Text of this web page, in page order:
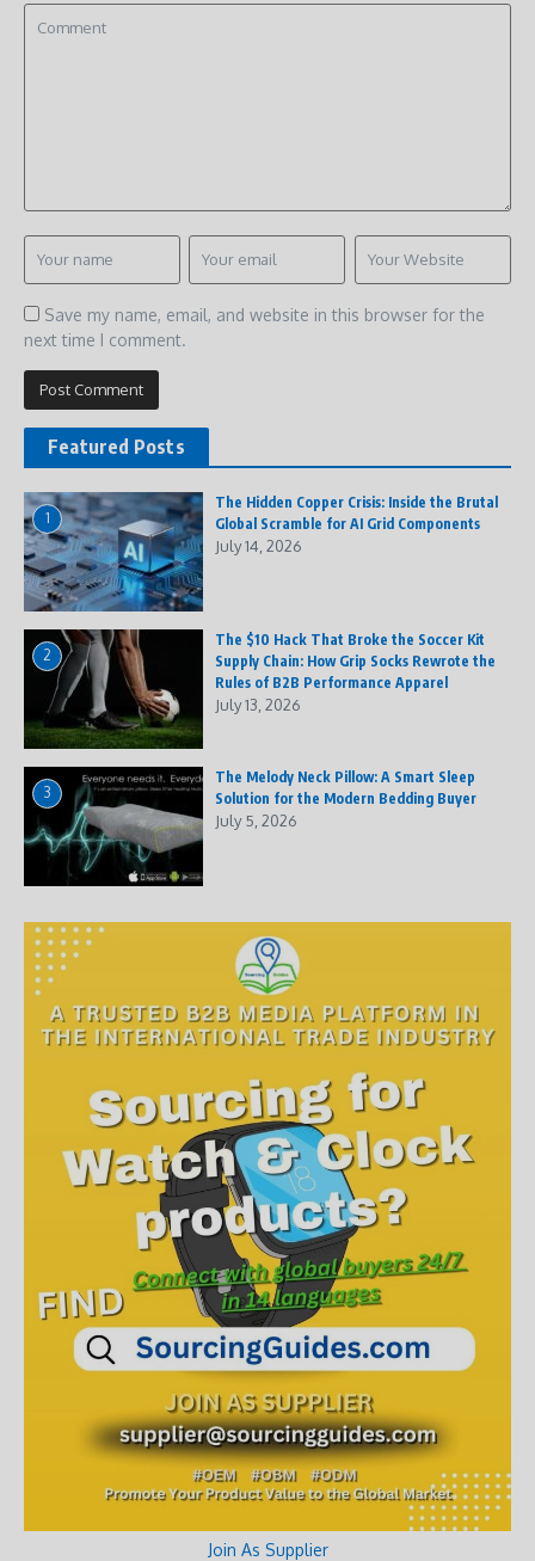
Save my name, email, and website in this browser for the
next time I comment.
Featured Posts
1
The Hidden Copper Crisis: Inside the Brutal
Global Scramble for AI Grid Components
July 14, 2026
2
The $10 Hack That Broke the Soccer Kit
Supply Chain: How Grip Socks Rewrote the
Rules of B2B Performance Apparel
July 13, 2026
3
The Melody Neck Pillow: A Smart Sleep
Solution for the Modern Bedding Buyer
July 5, 2026
Join As Supplier